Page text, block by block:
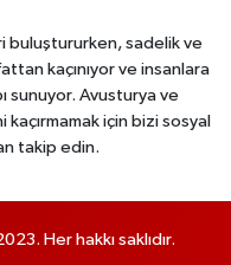
buluştururken, sadelik ve
kaçınıyor ve insanlara
sunuyor. Avusturya ve
için bizi sosyal
takip edin.
Her hakkı saklıdır.